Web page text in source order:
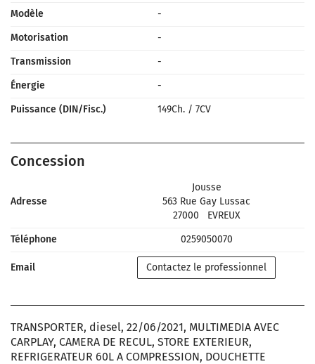
Modèle
-
Motorisation
-
Transmission
-
Énergie
-
Puissance (DIN/Fisc.)
149Ch. / 7CV
Concession
Adresse
Jousse
563 Rue Gay Lussac
27000
EVREUX
Téléphone
0259050070
Email Contactez le professionnel
TRANSPORTER, diesel, 22/06/2021, MULTIMEDIA AVEC
CARPLAY, CAMERA DE RECUL, STORE EXTERIEUR,
REFRIGERATEUR 60L A COMPRESSION, DOUCHETTE